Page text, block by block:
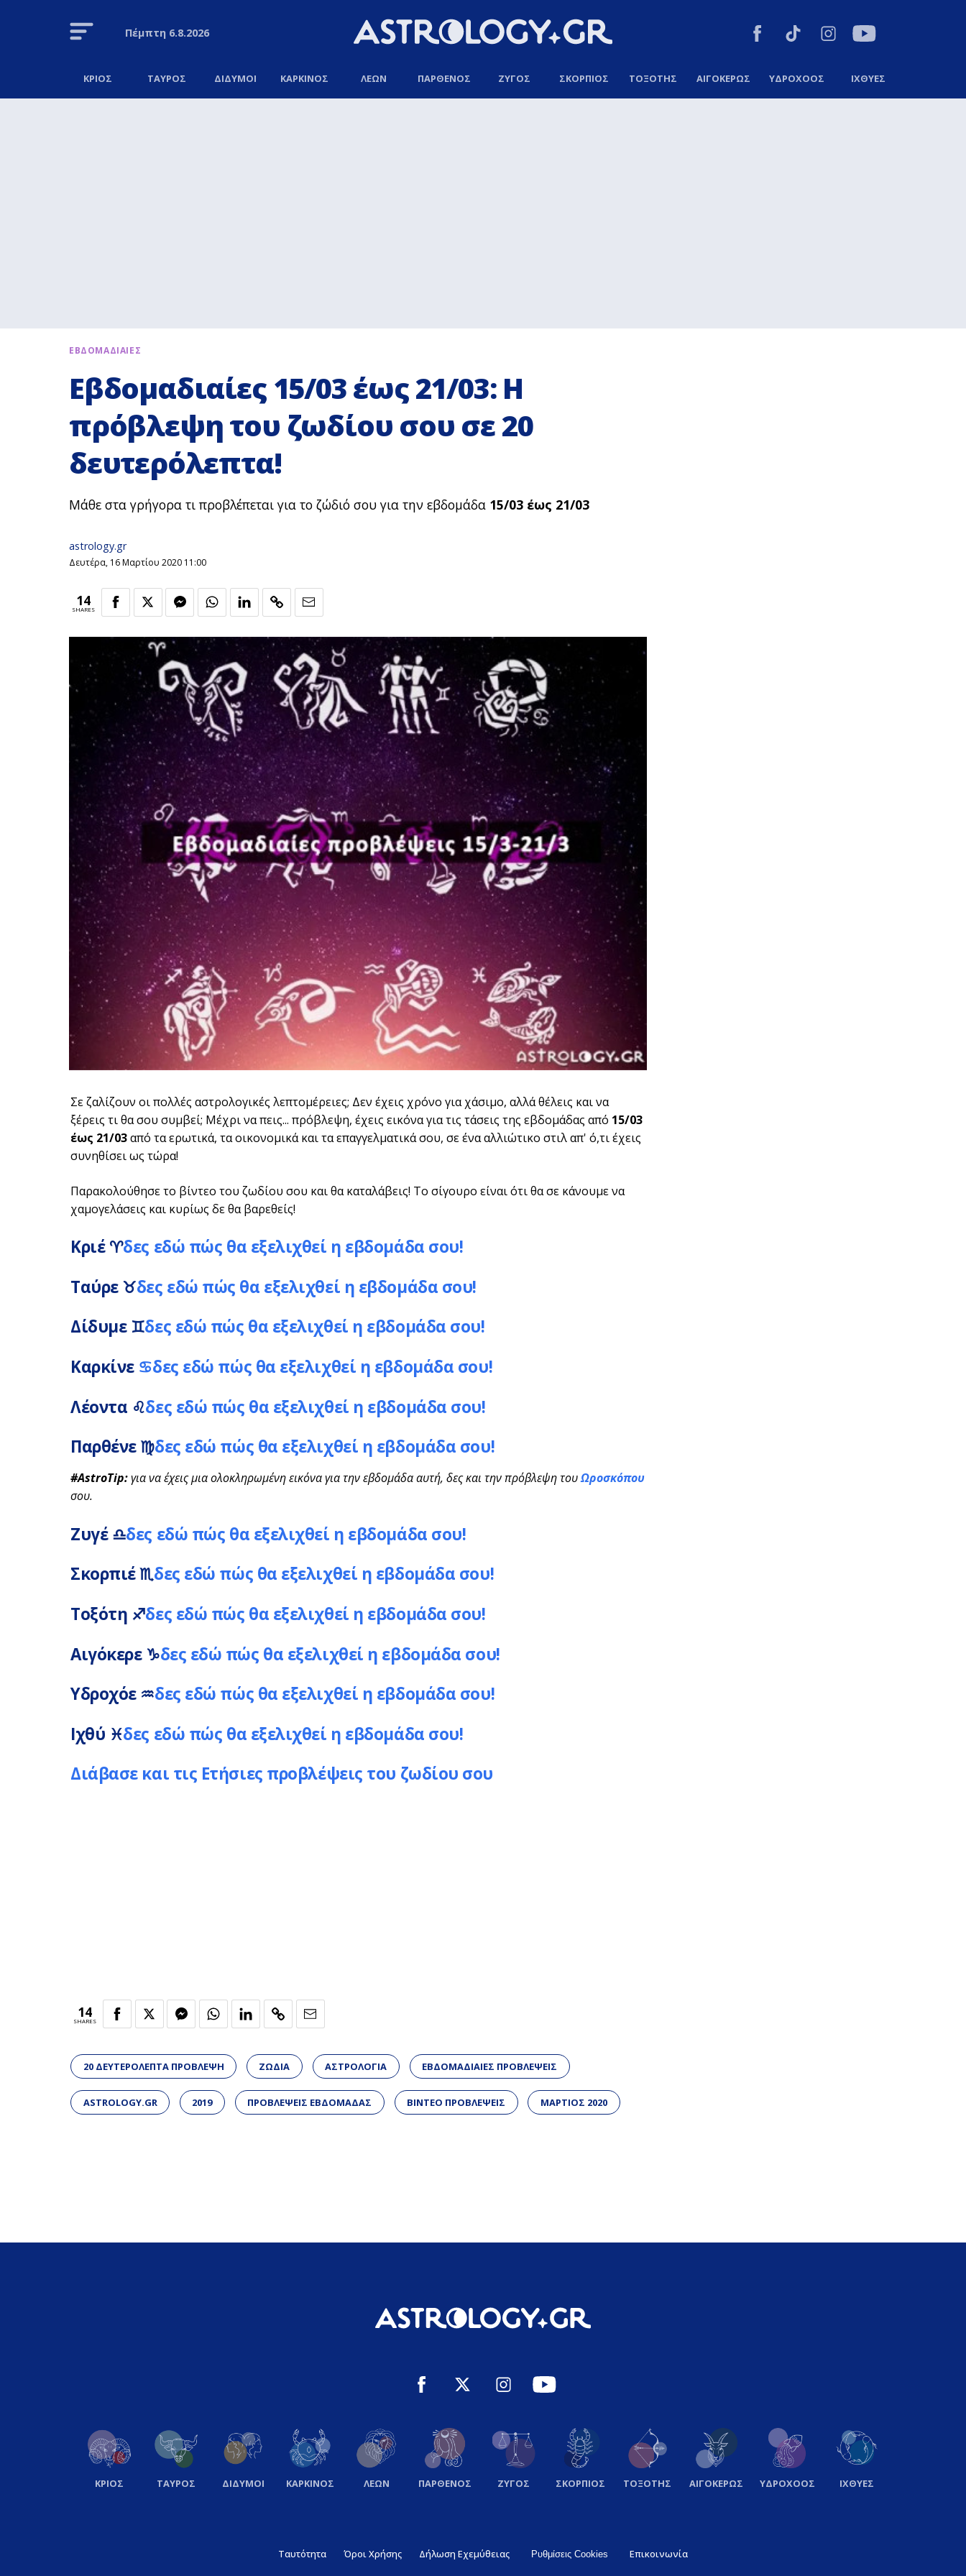
Πέμπτη6.8.2026
ΚΡΙΟΣ ΤΑΥΡΟΣ ΔΙΔΥΜΟΙ ΚΑΡΚΙΝΟΣ ΛΕΩΝ ΠΑΡΘΕΝΟΣ ΖΥΓΟΣ ΣΚΟΡΠΙΟΣ ΤΟΞΟΤΗΣ ΑΙΓΟΚΕΡΩΣ ΥΔΡΟΧΟΟΣ ΙΧΘΥΕΣ
ΕΒΔΟΜΑΔΙΑΙΕΣ
Εβδομαδιαίες 15/03 έως 21/03: Η
πρόβλεψη του ζωδίου σου σε 20
δευτερόλεπτα!
Μάθε στα γρήγορα τι προβλέπεται για το ζώδιό σου για την εβδομάδα 15/03 έως 21/03
astrology.gr
Δευτέρα, 16 Μαρτίου 2020 11:00
14
SHARES
Σε ζαλίζουν οι πολλές αστρολογικές λεπτομέρειες; Δεν έχεις χρόνο για χάσιμο, αλλά θέλεις και να
ξέρεις τι θα σου συμβεί; Μέχρι να πεις... πρόβλεψη, έχεις εικόνα για τις τάσεις της εβδομάδας από 15/03
έως 21/03από τα ερωτικά, τα οικονομικά και τα επαγγελματικά σου, σε ένα αλλιώτικο στιλ απ' ό,τι έχεις
συνηθίσει ως τώρα!
Παρακολούθησε το βίντεο του ζωδίου σου και θα καταλάβεις! Το σίγουρο είναι ότι θα σε κάνουμε να
χαμογελάσεις και κυρίως δε θα βαρεθείς!
Κριέ♈δες εδώ πώς θα εξελιχθεί η εβδομάδα σου!
Ταύρε♉δες εδώ πώς θα εξελιχθεί η εβδομάδα σου!
Δίδυμε♊δες εδώ πώς θα εξελιχθεί η εβδομάδα σου!
Καρκίνε ♋δες εδώ πώς θα εξελιχθεί η εβδομάδα σου!
Λέοντα ♌δες εδώ πώς θα εξελιχθεί η εβδομάδα σου!
Παρθένε♍δες εδώ πώς θα εξελιχθεί η εβδομάδα σου!
#AstroTip:για να έχεις μια ολοκληρωμένη εικόνα για την εβδομάδα αυτή, δες και την πρόβλεψη τουΩροσκόπου
σου.
Ζυγέ♎δες εδώ πώς θα εξελιχθεί η εβδομάδα σου!
Σκορπιέ♏δες εδώ πώς θα εξελιχθεί η εβδομάδα σου!
Τοξότη ♐δες εδώ πώς θα εξελιχθεί η εβδομάδα σου!
Αιγόκερε♑δες εδώ πώς θα εξελιχθεί η εβδομάδα σου!
Υδροχόε♒δες εδώ πώς θα εξελιχθεί η εβδομάδα σου!
Ιχθύ ♓δες εδώ πώς θα εξελιχθεί η εβδομάδα σου!
Διάβασε και τις Ετήσιες προβλέψεις του ζωδίου σου
14
SHARES
20 ΔΕΥΤΕΡΟΛΕΠΤΑ ΠΡΟΒΛΕΨΗ ΖΩΔΙΑ ΑΣΤΡΟΛΟΓΙΑ ΕΒΔΟΜΑΔΙΑΙΕΣ ΠΡΟΒΛΕΨΕΙΣ
ASTROLOGY.GR 2019 ΠΡΟΒΛΕΨΕΙΣ ΕΒΔΟΜΑΔΑΣ ΒΙΝΤΕΟ ΠΡΟΒΛΕΨΕΙΣ ΜΑΡΤΙΟΣ 2020
ΚΡΙΟΣ ΤΑΥΡΟΣ ΔΙΔΥΜΟΙ ΚΑΡΚΙΝΟΣ ΛΕΩΝ ΠΑΡΘΕΝΟΣ ΖΥΓΟΣ ΣΚΟΡΠΙΟΣ ΤΟΞΟΤΗΣ ΑΙΓΟΚΕΡΩΣ ΥΔΡΟΧΟΟΣ ΙΧΘΥΕΣ
Ταυτότητα Όροι Χρήσης Δήλωση Εχεμύθειας Ρυθμίσεις Cookies Επικοινωνία